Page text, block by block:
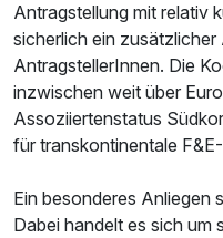
Antragstellung mit relativ
sicherlich ein zusätzlicher
AntragstellerInnen. Die
inzwischen weit über
Assoziiertenstatus
für transkontinentale
Ein besonderes Anliegen
Dabei handelt es sich um